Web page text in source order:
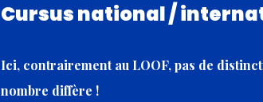
Cursus national /
Ici, contrairement au LOOF, pas de
nombre diffère !